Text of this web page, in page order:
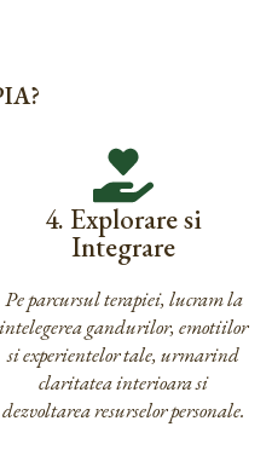
4. Explorare si
Integrare
Pe parcursul terapiei, lucram la
intelegerea gandurilor, emotiilor
si experientelor tale, urmarind
claritatea interioara si
dezvoltarea resurselor personale.